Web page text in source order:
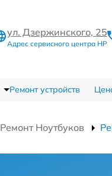
ул. Дзержинского, 25
Адрес сервисного центра HP
Ремонт устройств
Ремонт Ноутбуков